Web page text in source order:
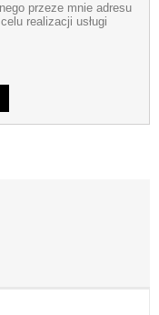
przeze mnie adresu
realizacji usługi